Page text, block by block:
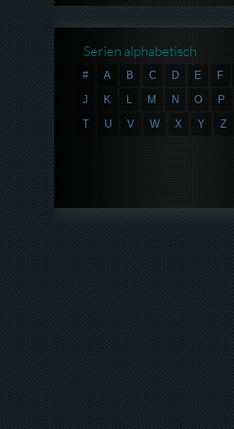
Serien alphabetisch
# A B C D E F
J
K L M N O P
T
U V W X Y Z